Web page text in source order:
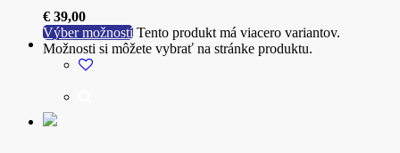
€ 39,00
Výber možností Tento produkt má viacero variantov.
Možnosti si môžete vybrať na stránke produktu.